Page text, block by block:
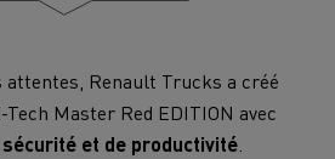
attentes, Renault Trucks a créé
Master Red EDITION avec
et de productivité.